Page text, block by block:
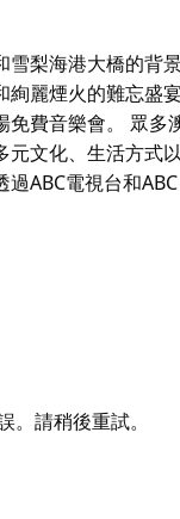
雪梨海港大橋的背
絢麗煙火的難忘盛
免費音樂會。 眾
元文化、生活方式
ABC電視台和
和絢麗煙火的難忘
。
無法親自到現場
詳情。
請稍後重試。